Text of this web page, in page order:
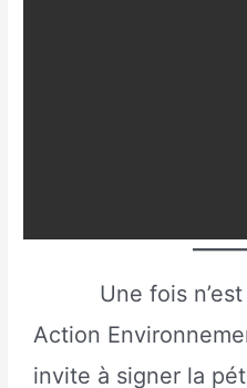
Une fois
Action
invite à signer la